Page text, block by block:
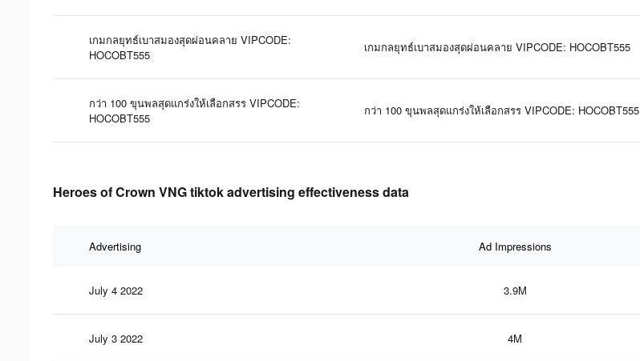
เกมกลยุทธ์เบาสมองสุดผ่อนคลาย VIPCODE:
HOCOBT555
เกมกลยุทธ์เบาสมองสุดผ่อนคลาย VIPCODE: HOCOBT555
กว่า 100 ขุนพลสุดแกร่งให้เลือกสรร VIPCODE:
HOCOBT555
กว่า 100 ขุนพลสุดแกร่งให้เลือกสรร VIPCODE: HOCOBT555
Heroes of Crown VNG tiktok advertising effectiveness data
Advertising Ad Impressions
July 4 2022 3.9M
July 3 2022 4M